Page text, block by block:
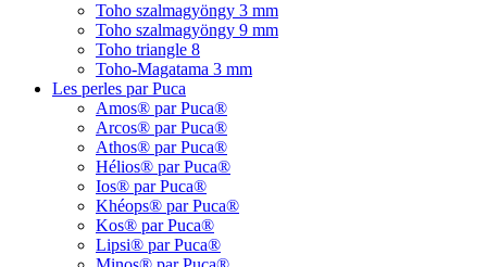
Toho szalmagyöngy 3 mm
Toho szalmagyöngy 9 mm
Toho triangle 8
Toho-Magatama 3 mm
Les perles par Puca
Amos® par Puca®
Arcos® par Puca®
Athos® par Puca®
Hélios® par Puca®
Ios® par Puca®
Khéops® par Puca®
Kos® par Puca®
Lipsi® par Puca®